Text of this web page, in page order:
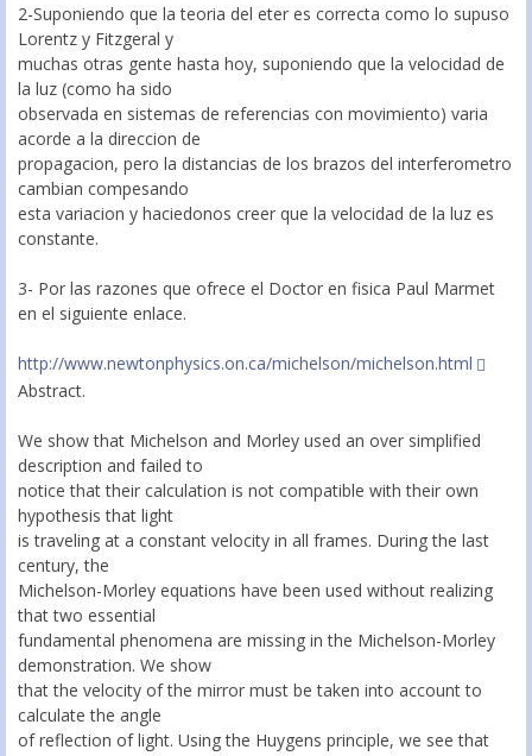
2-Suponiendo que la teoria del eter es correcta como lo supuso
Lorentz y Fitzgeral y
muchas otras gente hasta hoy, suponiendo que la velocidad de
la luz (como ha sido
observada en sistemas de referencias con movimiento) varia
acorde a la direccion de
propagacion, pero la distancias de los brazos del interferometro
cambian compesando
esta variacion y haciedonos creer que la velocidad de la luz es
constante.
3- Por las razones que ofrece el Doctor en fisica Paul Marmet
en el siguiente enlace.
http://www.newtonphysics.on.ca/michelson/michelson.html
Abstract.
We show that Michelson and Morley used an over simplified
description and failed to
notice that their calculation is not compatible with their own
hypothesis that light
is traveling at a constant velocity in all frames. During the last
century, the
Michelson-Morley equations have been used without realizing
that two essential
fundamental phenomena are missing in the Michelson-Morley
demonstration. We show
that the velocity of the mirror must be taken into account to
calculate the angle
of reflection of light. Using the Huygens principle, we see that